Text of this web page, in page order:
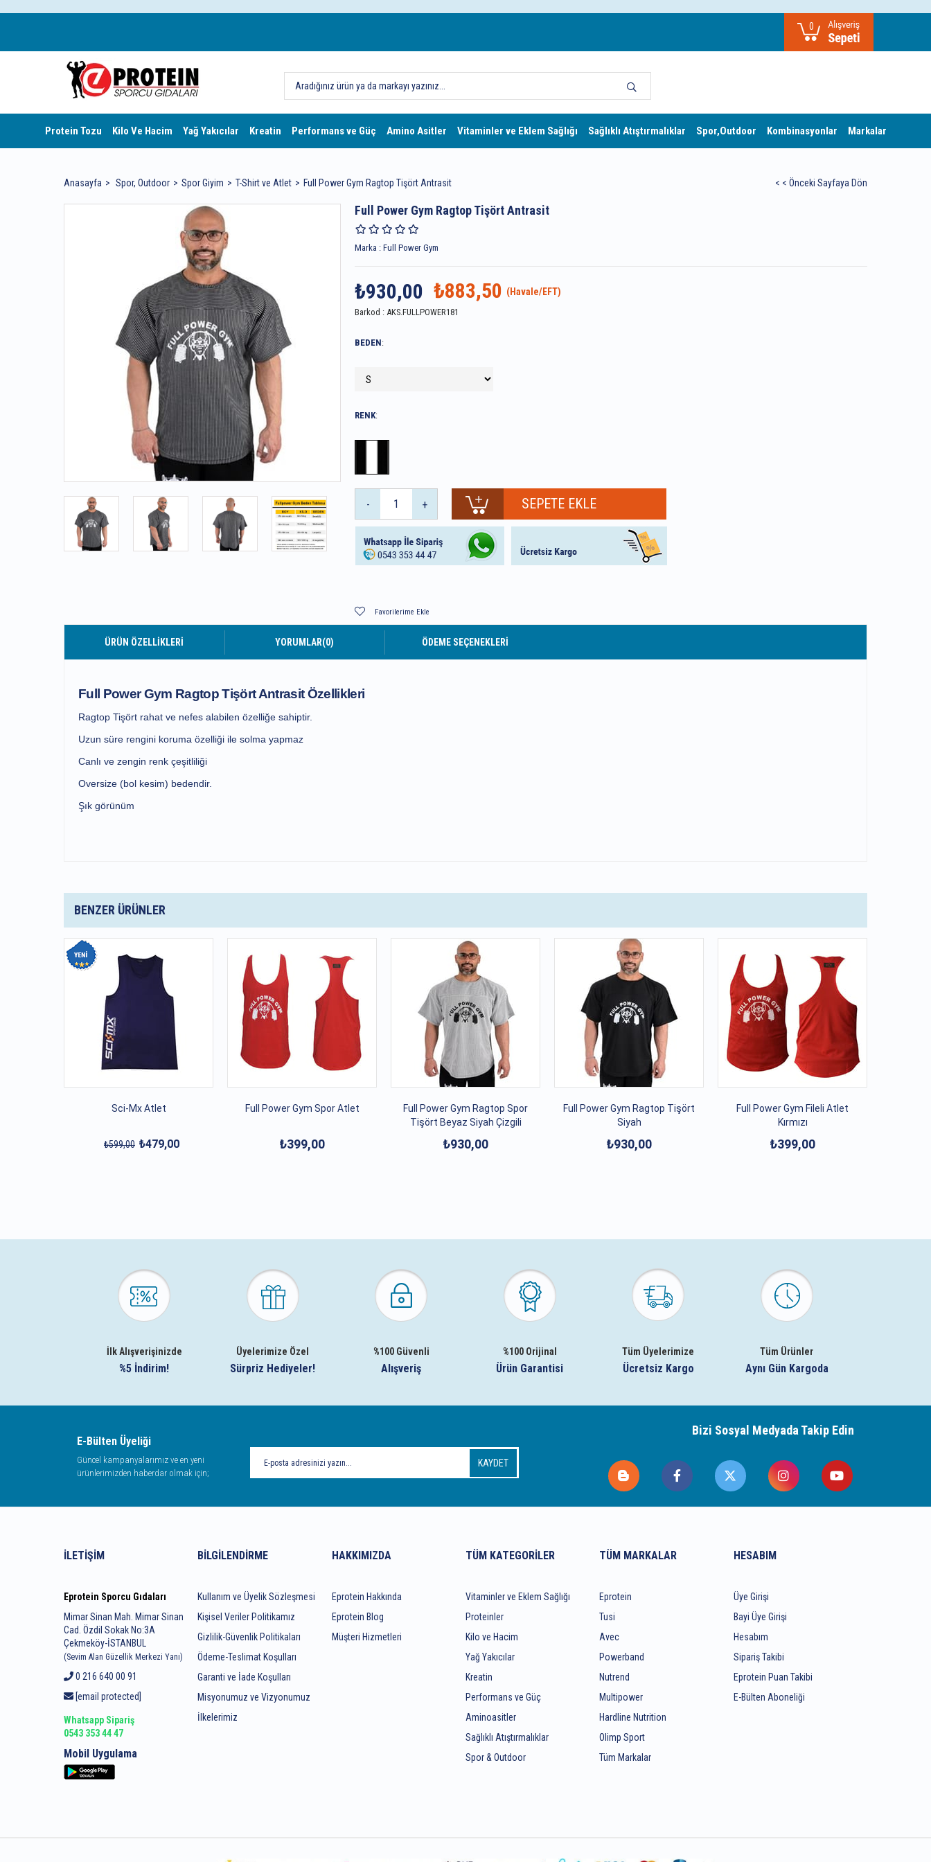
0
Protein Tozu Kilo Ve Hacim Yağ Yakıcılar Kreatin Performans ve Güç Amino Asitler Vitaminler ve Eklem Sağlığı Sağlıklı Atıştırmalıklar Spor,Outdoor Kombinasyonlar Markalar
Anasayfa Spor, Outdoor Spor Giyim T-Shirt ve Atlet Full Power Gym Ragtop Tişört Antrasit < < Önceki Sayfaya Dön
Full Power Gym Ragtop Tişört Antrasit
Marka : Full Power Gym
₺930,00 ₺883,50
Barkod : AKS.FULLPOWER181
BEDEN:
RENK:
+
-
Favorilerime Ekle
ÜRÜN ÖZELLIKLERI YORUMLAR(0) ÖDEME SEÇENEKLERI
Full Power Gym Ragtop Tişört Antrasit Özellikleri
Ragtop Tişört rahat ve nefes alabilen özelliğe sahiptir.
Uzun süre rengini koruma özelliği ile solma yapmaz
Canlı ve zengin renk çeşitliliği
Oversize (bol kesim) bedendir.
Şık görünüm
BENZER ÜRÜNLER
Sci-Mx Atlet
₺479,00
₺599,00
Full Power Gym Spor Atlet
₺399,00
Full Power Gym Ragtop Spor
Tişört Beyaz Siyah Çizgili
₺930,00
Full Power Gym Ragtop Tişört
Siyah
₺930,00
Full Power Gym Fileli Atlet
Kırmızı
₺399,00
İlk Alışverişinizde
%5 İndirim!
Üyelerimize Özel
Sürpriz Hediyeler!
%100 Güvenli
Alışveriş
%100 Orijinal
Ürün Garantisi
Tüm Üyelerimize
Ücretsiz Kargo
Tüm Ürünler
Aynı Gün Kargoda
E-Bülten Üyeliği
Güncel kampanyalarımız ve en yeni
ürünlerimizden haberdar olmak için;
KAYDET
Bizi Sosyal Medyada Takip Edin
İLETIŞIM
Eprotein Sporcu Gıdaları
Mimar Sinan Mah. Mimar Sinan
Cad. Özdil Sokak No:3A
Çekmeköy-İSTANBUL
(Sevim Alan Güzellik Merkezi Yanı)
0 216 640 00 91
[email protected]
Whatsapp Sipariş
0543 353 44 47
Mobil Uygulama
BILGILENDIRME
Kullanım ve Üyelik Sözleşmesi
Kişisel Veriler Politikamız
Gizlilik-Güvenlik Politikaları
Ödeme-Teslimat Koşulları
Garanti ve İade Koşulları
Misyonumuz ve Vizyonumuz
İlkelerimiz
HAKKIMIZDA
Eprotein Hakkında
Eprotein Blog
Müşteri Hizmetleri
TÜM KATEGORILER
Vitaminler ve Eklem Sağlığı
Proteinler
Kilo ve Hacim
Yağ Yakıcılar
Kreatin
Performans ve Güç
Aminoasitler
Sağlıklı Atıştırmalıklar
Spor & Outdoor
TÜM MARKALAR
Eprotein
Tusi
Avec
Powerband
Nutrend
Multipower
Hardline Nutrition
Olimp Sport
Tüm Markalar
HESABIM
Üye Girişi
Bayi Üye Girişi
Hesabım
Sipariş Takibi
Eprotein Puan Takibi
E-Bülten Aboneliği